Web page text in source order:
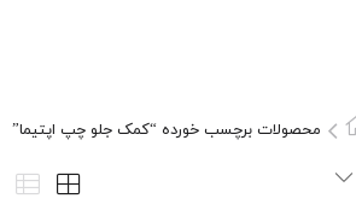
محصولات برچسب خورده “کمک جلو چپ اپتيما”